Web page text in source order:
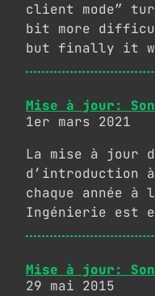
client mode”
bit more
but finally it
Mise à jour:
1er mars 2021
La mise à jour
d’introduction
chaque année à
Ingénierie est
Mise à jour:
29 mai 2015